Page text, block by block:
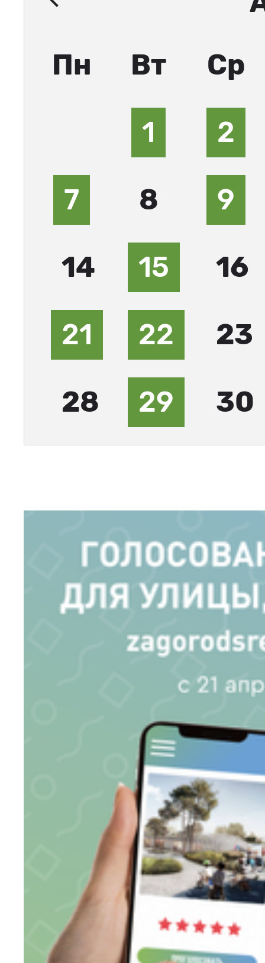
Пн
Вт
Ср
1
2
7
8
9
14
15
16
21
22
23
28
29 30